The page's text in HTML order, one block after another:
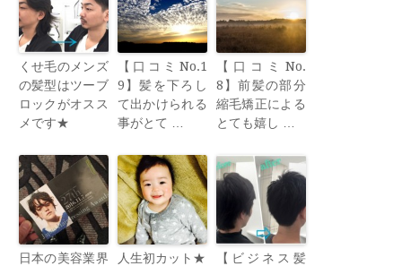
くせ毛のメンズ
の髪型はツーブ
ロックがオスス
メです★
【口コミNo.1
9】髪を下ろし
て出かけられる
事がとて …
【口コミNo.
8】前髪の部分
縮毛矯正による
とても嬉し …
日本の美容業界
人生初カット★
【ビジネス髪